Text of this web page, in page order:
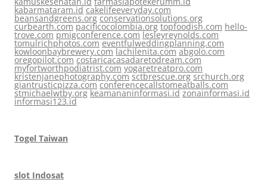
kabarmataram.id cakelifeeveryday.com
beansandgreens.org conservationsolutions.org
curbearth.com pacificocolombia.org topfoodish.com hello-
trove.com pmigconference.com lesleyreynolds.com
tomulrichphotos.com eventfulweddingplanning.com
kowloonbaybrewery.com lachilenita.com abgolo.com
oregopilot.com costaricacasadaretodream.com
myfortworthpodiatrist.com yogaretreatpro.com
kristenjanephotography.com sctbrescue.org srchurch.org
giantrusticpizza.com conferencecallstomeatballs.com
stmichaelwtby.org keamananinformasi.id zonainformasi.id
informasi123.id
Togel Taiwan
slot Indosat